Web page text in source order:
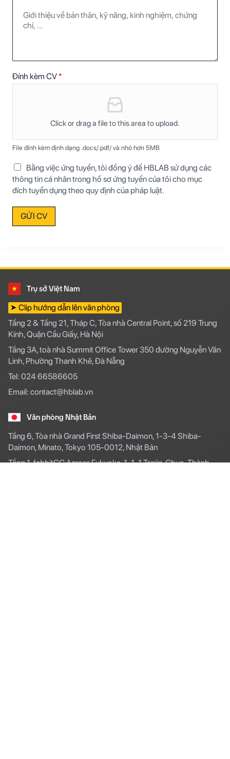
Đính kèm CV*
Click or drag a file to this area to upload.
File đính kèm định dạng .docs/.pdf/ và nhỏ hơn 5MB
Bằng việc ứng tuyển, tôi đồng ý để HBLAB sử dụng các
thông tin cá nhân trong hồ sơ ứng tuyển của tôi cho mục
đích tuyển dụng theo quy định của pháp luật.
GỬI CV
Trụ sở Việt Nam
➤ Clip hướng dẫn lên văn phòng
Tầng 2 & Tầng 21, Tháp C, Tòa nhà Central Point, số 219 Trung
Kính, Quận Cầu Giấy, Hà Nội
Tầng 3A, toà nhà Summit Office Tower 350 đường Nguyễn Văn
Linh, Phường Thanh Khê, Đà Nẵng
Tel: 024 66586605
Email: contact@hblab.vn
Văn phòng Nhật Bản
Tầng 6, Tòa nhà Grand First Shiba-Daimon, 1-3-4 Shiba-
Daimon, Minato, Tokyo 105-0012, Nhật Bản
Tầng 1, fabbitGG Across Fukuoka, 1-1-1 Tenjin, Chuo, Thành